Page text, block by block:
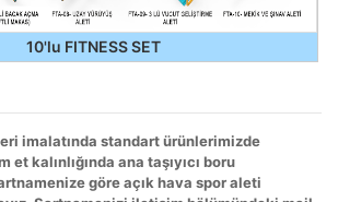
10'lu FITNESS SET
imalatında standart ürünlerimizde
kalınlığında ana taşıyıcı boru
göre açık hava spor aleti